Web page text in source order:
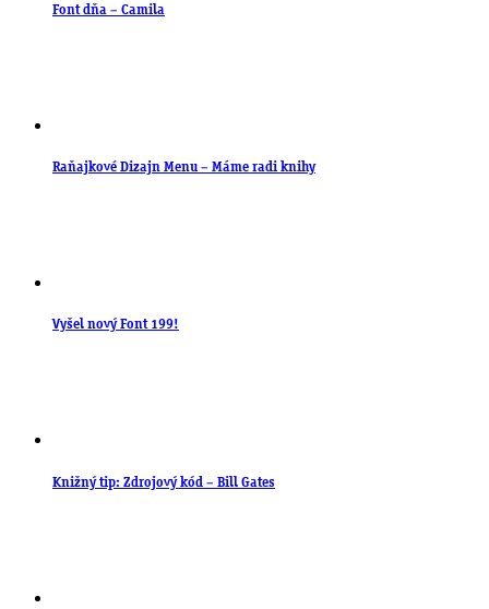
Font dňa – Camila
Raňajkové Dizajn Menu – Máme radi knihy
Vyšel nový Font 199!
Knižný tip: Zdrojový kód – Bill Gates